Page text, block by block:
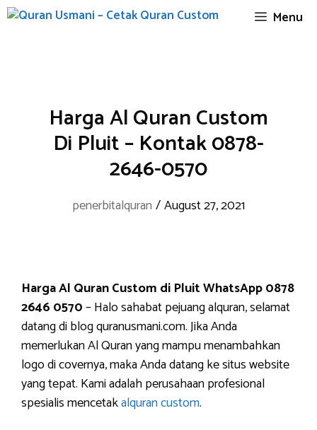
Skip
Menu
Harga Al Quran Custom
Di Pluit – Kontak 0878-
2646-0570
penerbitalquran /August 27, 2021
Harga Al Quran Custom di Pluit WhatsApp 0878
2646 0570– Halo sahabat pejuang alquran, selamat
datang di blog quranusmani.com. Jika Anda
memerlukan Al Quran yang mampu menambahkan
logo di covernya, maka Anda datang ke situs website
yang tepat. Kami adalah perusahaan profesional
spesialis mencetakalquran custom.